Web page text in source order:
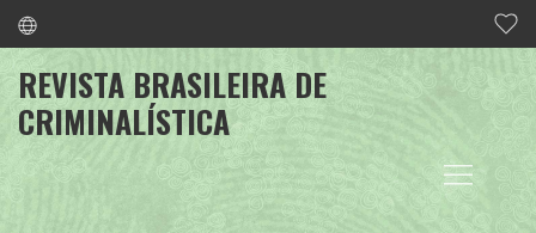
REVISTA BRASILEIRA DE
CRIMINALÍSTICA